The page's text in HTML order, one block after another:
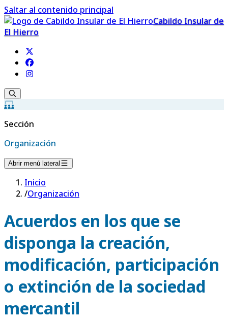
Saltar al contenido principal
Cabildo Insular de
El Hierro
Sección
Organización
Abrir menú lateral
Inicio
/Organización
Acuerdos en los que se
disponga la creación,
modificación, participación
o extinción de la sociedad
mercantil